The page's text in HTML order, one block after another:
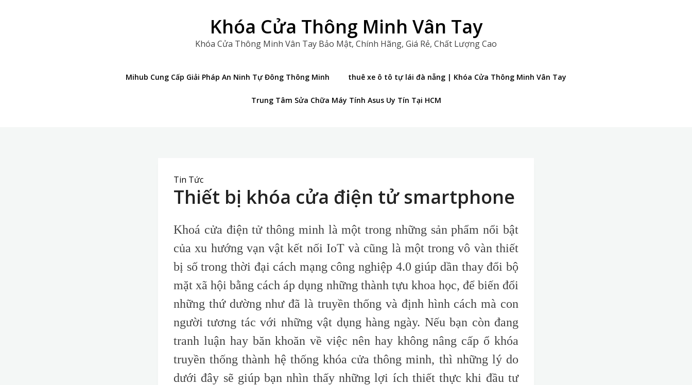
Khóa Cửa Thông Minh Vân Tay
Khóa Cửa Thông Minh Vân Tay Bảo Mật, Chính Hãng, Giá Rẻ, Chất Lượng Cao
Mihub Cung Cấp Giải Pháp An Ninh Tự Đông Thông Minh thuê xe ô tô tự lái đà nẵng | Khóa Cửa Thông Minh Vân Tay
Trung Tâm Sửa Chữa Máy Tính Asus Uy Tín Tại HCM
Tin Tức
Thiết bị khóa cửa điện tử smartphone
Khoá cửa điện tử thông minh là một trong những sản phẩm nổi bật
của xu hướng vạn vật kết nối IoT và cũng là một trong vô vàn thiết
bị số trong thời đại cách mạng công nghiệp 4.0 giúp dần thay đổi bộ
mặt xã hội bằng cách áp dụng những thành tựu khoa học, để biến đổi
những thứ dường như đã là truyền thống và định hình cách mà con
người tương tác với những vật dụng hàng ngày. Nếu bạn còn đang
tranh luận hay băn khoăn về việc nên hay không nâng cấp ổ khóa
truyền thống thành hệ thống khóa cửa thông minh, thì những lý do
dưới đây sẽ giúp bạn nhìn thấy những lợi ích thiết thực khi đầu tư